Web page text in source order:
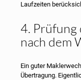
Laufzeiten
4. Prüfung
nach dem
Ein guter
Übertragung.